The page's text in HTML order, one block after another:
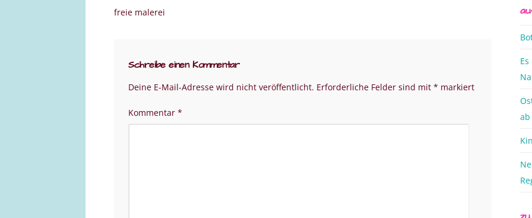
freie malerei
Schreibe einen Kommentar
Deine E-Mail-Adresse wird nicht veröffentlicht. Erforderliche Felder sind mit * markiert
Kommentar *
ab